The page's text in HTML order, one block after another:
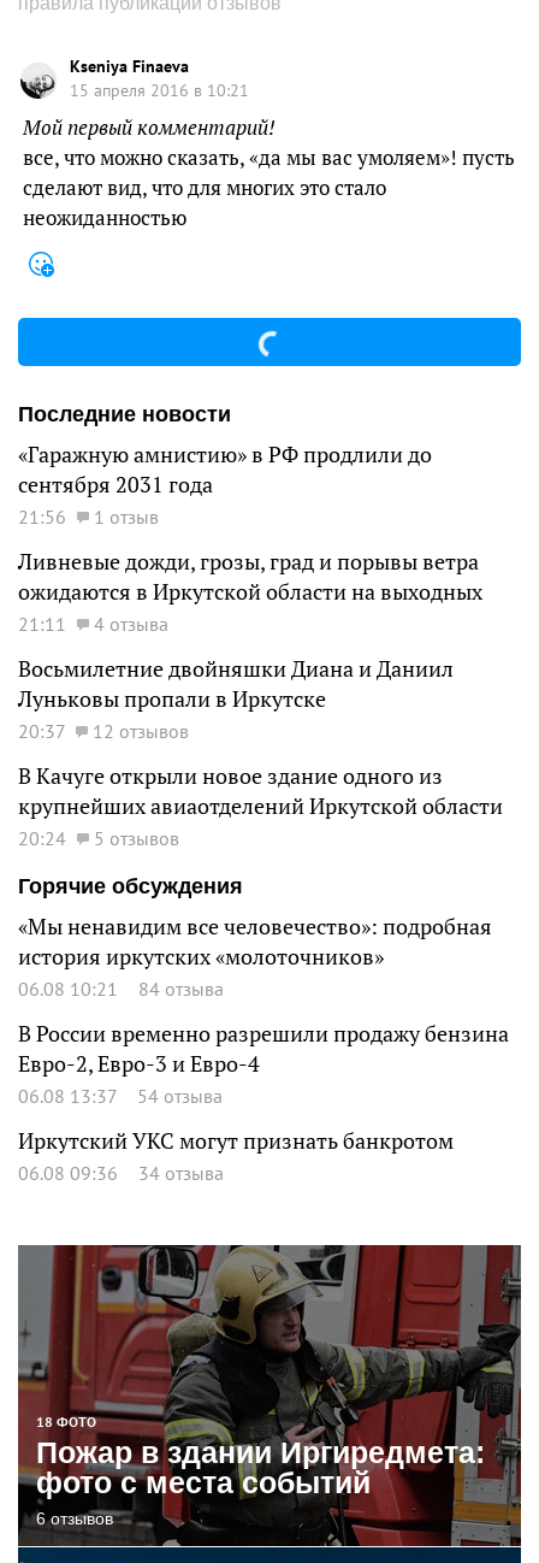
Kseniya Finaeva
15 апреля 2016 в 10:21
Мой первый комментарий!
все, что можно сказать, «да мы вас умоляем»! пусть
сделают вид, что для многих это стало
неожиданностью
Последние новости
«Гаражную амнистию» в РФ продлили до
сентября 2031 года
21:56 1 отзыв
Ливневые дожди, грозы, град и порывы ветра
ожидаются в Иркутской области на выходных
21:11 4 отзыва
Восьмилетние двойняшки Диана и Даниил
Луньковы пропали в Иркутске
20:37 12 отзывов
В Качуге открыли новое здание одного из
крупнейших авиаотделений Иркутской области
20:24
5 отзывов
Горячие обсуждения
«Мы ненавидим все человечество»: подробная
история иркутских «молоточников»
06.08 10:21 84 отзыва
В России временно разрешили продажу бензина
Евро-2, Евро-3 и Евро-4
06.08 13:37 54 отзыва
Иркутский УКС могут признать банкротом
06.08 09:36 34 отзыва
18 ФОТО
Пожар в здании Иргиредмета:
фото с места событий
6 отзывов